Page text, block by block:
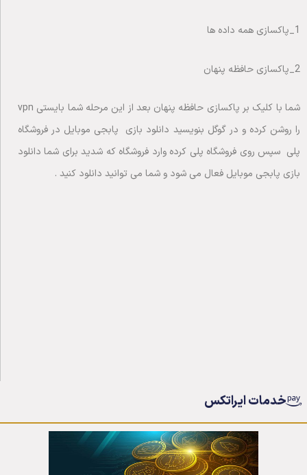
1_پاکسازی همه داده ها
2_پاکسازی حافظه پنهان
شما با کلیک بر پاکسازی حافظه پنهان بعد از این مرحله شما بایستی vpn
را روشن کرده و در گوگل بنویسید دانلود بازی پابجی موبایل در فروشگاه
پلی سپس روی فروشگاه پلی کرده وارد فروشگاه که شدید برای شما دانلود
بازی پابجی موبایل فعال می شود و شما می توانید دانلود کنید .
خدمات ایراتکس